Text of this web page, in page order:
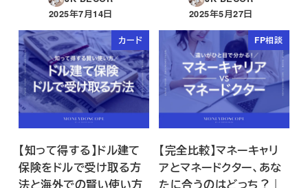
投稿日
2025年7月14日
投稿日
2025年5月27日
カード
【知って得する】ドル建て
保険をドルで受け取る方
法と海外での賢い使い方
FP相談
【完全比較】マネーキャリ
アとマネードクター、あな
たに合うのはどっち？｜